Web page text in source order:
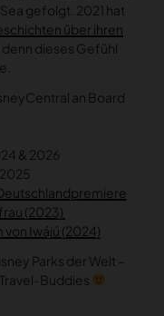
gefolgt. 2021 hat
über ihren
dieses Gefühl
an Board
& 2026
2025
(2023)
Iwájú (2024)
Parks der Welt –
Buddies